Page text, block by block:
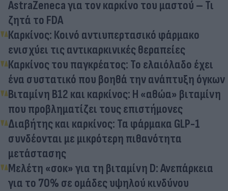
AstraZeneca για τον καρκίνο του μαστού – Τι
ζητά το FDA
Καρκίνος: Κοινό αντιυπερτασικό φάρμακο
ενισχύει τις αντικαρκινικές θεραπείες
Καρκίνος του παγκρέατος: Το ελαιόλαδο έχει
ένα συστατικό που βοηθά την ανάπτυξη όγκων
Βιταμίνη Β12 και καρκίνος: Η «αθώα» βιταμίνη
που προβληματίζει τους επιστήμονες
Διαβήτης και καρκίνος: Τα φάρμακα GLP-1
συνδέονται με μικρότερη πιθανότητα
μετάστασης
Μελέτη «σοκ» για τη βιταμίνη D: Ανεπάρκεια
για το 70% σε ομάδες υψηλού κινδύνου